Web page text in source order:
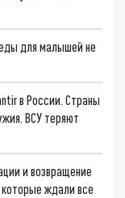
для малышей не
в России. Страны
ВСУ теряют
и возвращение
ждали все